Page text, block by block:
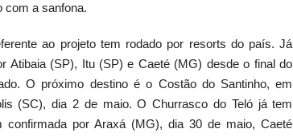
com a sanfona.
ao projeto tem rodado por resorts do país. Já
Atibaia (SP), Itu (SP) e Caeté (MG) desde o final do
O próximo destino é o Costão do Santinho, em
(SC), dia 2 de maio. O Churrasco do Teló já tem
confirmada por Araxá (MG), dia 30 de maio, Caeté